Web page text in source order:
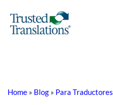
Home » Blog » Para Traductores